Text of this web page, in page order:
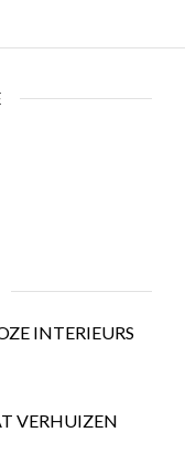
INTERIEURS
VERHUIZEN